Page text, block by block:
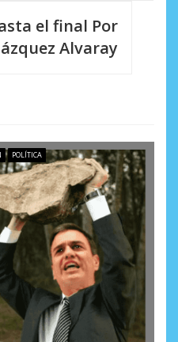
el final Por
Alvaray
POLÍTICA